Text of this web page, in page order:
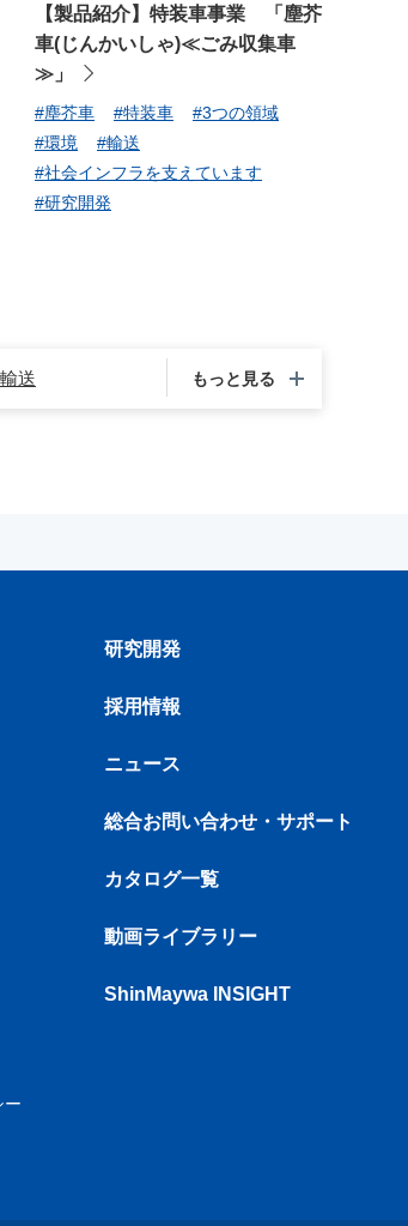
送
もっと見る
【製品紹介】特装車事業 「塵芥
車(じんかいしゃ)≪ごみ収集車
≫」
#塵芥車 #特装車
#3つの領域
#環境
#輸送
#社会インフラを支えています
#研究開発
ー
研究開発
採用情報
ニュース
総合お問い合わせ・サポート
カタログ一覧
動画ライブラリー
ShinMaywa INSIGHT